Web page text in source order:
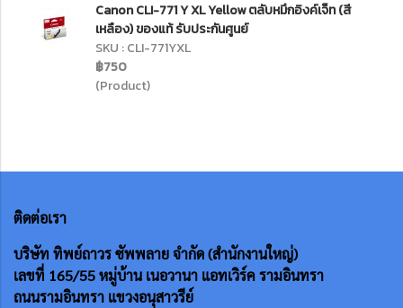
Canon CLI-771 Y XL Yellow ตลับหมึกอิงค์เจ็ท (สี
เหลือง) ของแท้ รับประกันศูนย์
SKU : CLI-771YXL
฿750
(Product)
ติดต่อเรา
บริษัท ทิพย์ถาวร ซัพพลาย จำกัด (สำนักงานใหญ่)
เลขที่ 165/55หมู่บ้าน เนอวานา แอทเวิร์ค รามอินทรา
ถนนรามอินทรา แขวงอนุสาวรีย์